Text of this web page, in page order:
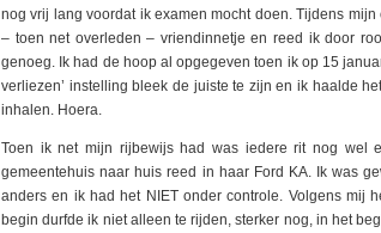
nog vrij lang voordat ik examen mocht doen. Tijdens
– toen net overleden – vriendinnetje en reed ik door
genoeg. Ik had de hoop al opgegeven toen ik op 15
verliezen’ instelling bleek de juiste te zijn en ik haalde
inhalen. Hoera.
Toen ik net mijn rijbewijs had was iedere rit nog wel
gemeentehuis naar huis reed in haar Ford KA. Ik was
anders en ik had het NIET onder controle. Volgens mij
begin durfde ik niet alleen te rijden, sterker nog, in het